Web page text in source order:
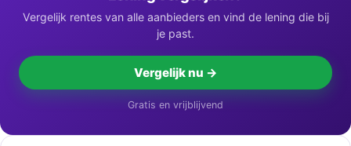
Vergelijk rentes van alle aanbieders en vind de lening die bij
je past.
Vergelijk nu →
Gratis en vrijblijvend